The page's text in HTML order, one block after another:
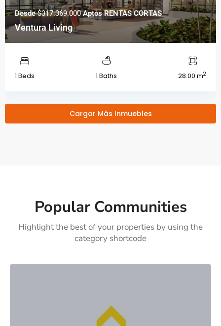
Desde$317.369.000Aptos RENTAS CORTAS
Ventura Living
1 Beds 1 Baths 28.00 m2
Cargar Más Inmuebles
Popular Communities
Highlight the best of your properties by using the
category shortcode